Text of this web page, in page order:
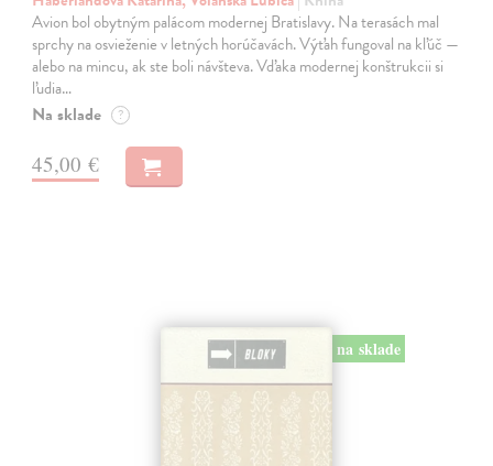
Avion bol obytným palácom modernej Bratislavy. Na terasách mal
sprchy na osvieženie v letných horúčavách. Výťah fungoval na kľúč —
alebo na mincu, ak ste boli návšteva. Vďaka modernej konštrukcii si
ľudia…
Na sklade ?
45,00 €
na sklade